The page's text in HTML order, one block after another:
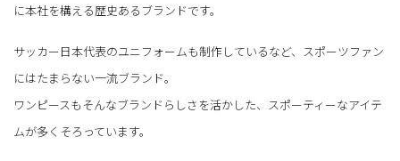
に本社を構える歴史あるブランドです。
サッカー日本代表のユニフォームも制作しているなど、スポーツファン
にはたまらない一流ブランド。
ワンピースもそんなブランドらしさを活かした、スポーティーなアイテ
ムが多くそろっています。